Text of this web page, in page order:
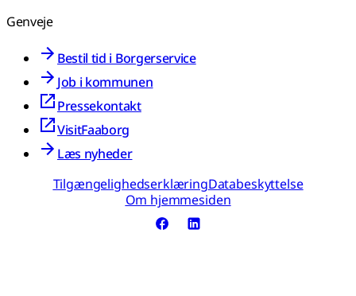
Genveje
Bestil tid i Borgerservice
Job i kommunen
Pressekontakt
VisitFaaborg
Læs nyheder
TilgængelighedserklæringDatabeskyttelse
Om hjemmesiden